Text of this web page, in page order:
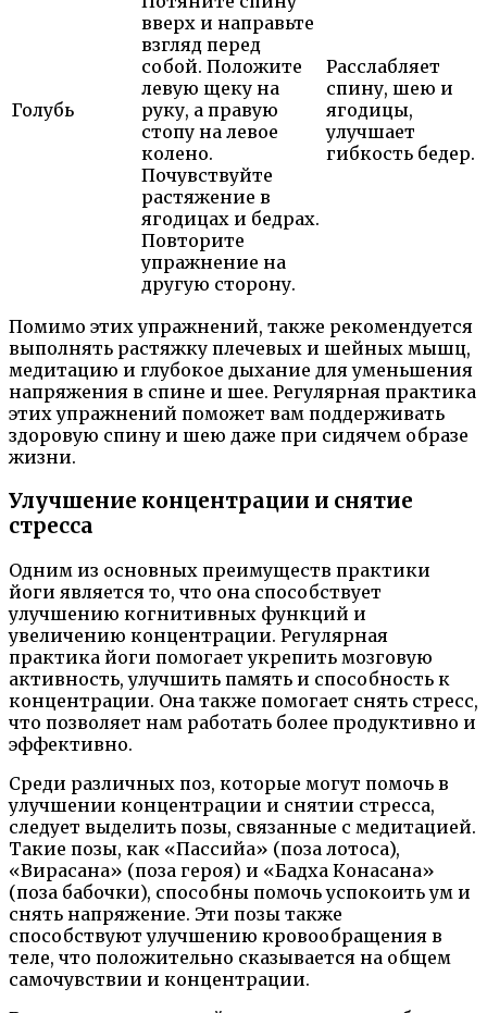
Голубь
вверх и направьте
взгляд перед
собой. Положите
левую щеку на
руку, а правую
стопу на левое
колено.
Почувствуйте
растяжение в
ягодицах и бедрах.
Повторите
упражнение на
другую сторону.
Расслабляет
спину, шею и
ягодицы,
улучшает
гибкость бедер.
Помимо этих упражнений, также рекомендуется
выполнять растяжку плечевых и шейных мышц,
медитацию и глубокое дыхание для уменьшения
напряжения в спине и шее. Регулярная практика
этих упражнений поможет вам поддерживать
здоровую спину и шею даже при сидячем образе
жизни.
Улучшение концентрации и снятие
стресса
Одним из основных преимуществ практики
йоги является то, что она способствует
улучшению когнитивных функций и
увеличению концентрации. Регулярная
практика йоги помогает укрепить мозговую
активность, улучшить память и способность к
концентрации. Она также помогает снять стресс,
что позволяет нам работать более продуктивно и
эффективно.
Среди различных поз, которые могут помочь в
улучшении концентрации и снятии стресса,
следует выделить позы, связанные с медитацией.
Такие позы, как «Пассийа» (поза лотоса),
«Вирасана» (поза героя) и «Бадха Конасана»
(поза бабочки), способны помочь успокоить ум и
снять напряжение. Эти позы также
способствуют улучшению кровообращения в
теле, что положительно сказывается на общем
самочувствии и концентрации.